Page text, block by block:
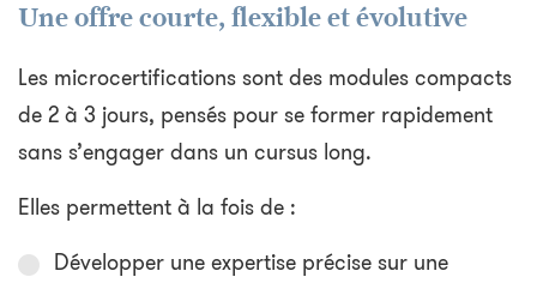
Une offre courte, flexible et évolutive
Les microcertifications sont des modules compacts
de 2 à 3 jours, pensés pour se former rapidement
sans s’engager dans un cursus long.
Elles permettent à la fois de :
Développer une expertise précise sur une